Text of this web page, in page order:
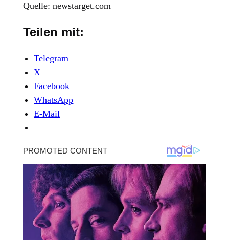
Quelle: newstarget.com
Teilen mit:
Telegram
X
Facebook
WhatsApp
E-Mail